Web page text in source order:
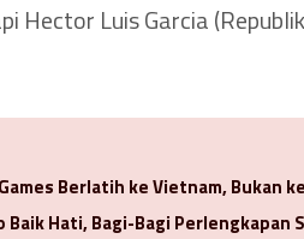
Hector Luis Garcia
Berlatih ke Vietnam, Bukan
Baik Hati, Bagi-Bagi Perlengkapan